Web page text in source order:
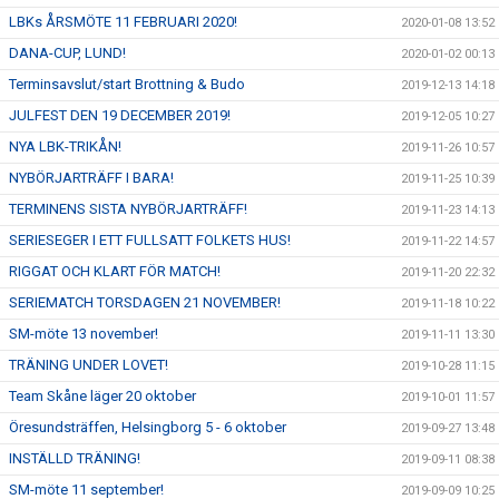
LBKs ÅRSMÖTE 11 FEBRUARI 2020! 2020-01-08 13:52
DANA-CUP, LUND! 2020-01-02 00:13
Terminsavslut/start Brottning & Budo 2019-12-13 14:18
JULFEST DEN 19 DECEMBER 2019! 2019-12-05 10:27
NYA LBK-TRIKÅN! 2019-11-26 10:57
NYBÖRJARTRÄFF I BARA! 2019-11-25 10:39
TERMINENS SISTA NYBÖRJARTRÄFF! 2019-11-23 14:13
SERIESEGER I ETT FULLSATT FOLKETS HUS! 2019-11-22 14:57
RIGGAT OCH KLART FÖR MATCH! 2019-11-20 22:32
SERIEMATCH TORSDAGEN 21 NOVEMBER! 2019-11-18 10:22
SM-möte 13 november! 2019-11-11 13:30
TRÄNING UNDER LOVET! 2019-10-28 11:15
Team Skåne läger 20 oktober 2019-10-01 11:57
Öresundsträffen, Helsingborg 5 - 6 oktober 2019-09-27 13:48
INSTÄLLD TRÄNING! 2019-09-11 08:38
SM-möte 11 september! 2019-09-09 10:25